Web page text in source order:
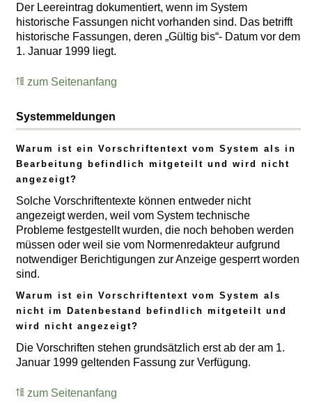
Der Leereintrag dokumentiert, wenn im System
historische Fassungen nicht vorhanden sind. Das betrifft
historische Fassungen, deren „Gültig bis“- Datum vor dem
1. Januar 1999 liegt.
zum Seitenanfang
Systemmeldungen
Warum ist ein Vorschriftentext vom System als in
Bearbeitung befindlich mitgeteilt und wird nicht
angezeigt?
Solche Vorschriftentexte können entweder nicht
angezeigt werden, weil vom System technische
Probleme festgestellt wurden, die noch behoben werden
müssen oder weil sie vom Normenredakteur aufgrund
notwendiger Berichtigungen zur Anzeige gesperrt worden
sind.
Warum ist ein Vorschriftentext vom System als
nicht im Datenbestand befindlich mitgeteilt und
wird nicht angezeigt?
Die Vorschriften stehen grundsätzlich erst ab der am 1.
Januar 1999 geltenden Fassung zur Verfügung.
zum Seitenanfang